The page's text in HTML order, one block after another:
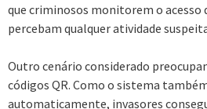
que criminosos monitorem o acesso
percebam qualquer atividade
Outro cenário considerado
códigos QR. Como o sistema
automaticamente, invasores